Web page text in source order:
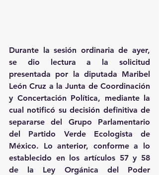
Durante la sesión ordinaria de ayer,
se dio lectura a la solicitud
presentada por la diputada Maribel
León Cruz a la Junta de Coordinación
y Concertación Política, mediante la
cual notificó su decisión definitiva de
separarse del Grupo Parlamentario
del Partido Verde Ecologista de
México. Lo anterior, conforme a lo
establecido en los artículos 57 y 58
de la Ley Orgánica del Poder